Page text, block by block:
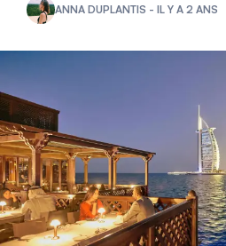
ANNA DUPLANTIS - IL Y A 2 ANS